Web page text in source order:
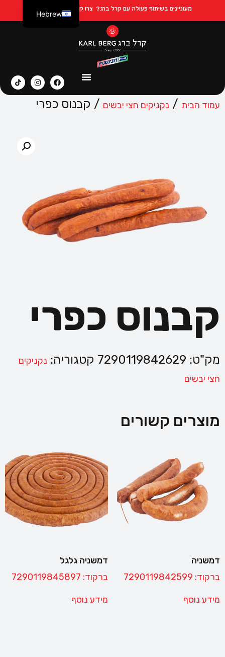
מעוניינים בשיתוף פעולה עם קרל ברג? צרו קשר ב Whatsapp
עמוד הבית / נקניקים חצי יבשים / קבנוס כפרי
קבנוס כפרי
מק"ט: 7290119842629 קטגוריה: נקניקים
חצי יבשים
מוצרים קשורים
דמשניה
ברקוד: 7290119842599
מידע נוסף
דמשניה גלגל
ברקוד: 7290119845897
מידע נוסף
Hebrew